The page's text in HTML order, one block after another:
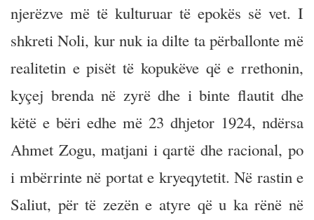
njerëzve më të kulturuar të epokës së vet. I
shkreti Noli, kur nuk ia dilte ta përballonte më
realitetin e pisët të kopukëve që e rrethonin,
kyçej brenda në zyrë dhe i binte flautit dhe
këtë e bëri edhe më 23 dhjetor 1924, ndërsa
Ahmet Zogu, matjani i qartë dhe racional, po
i mbërrinte në portat e kryeqytetit. Në rastin e
Saliut, për të zezën e atyre që u ka rënë në